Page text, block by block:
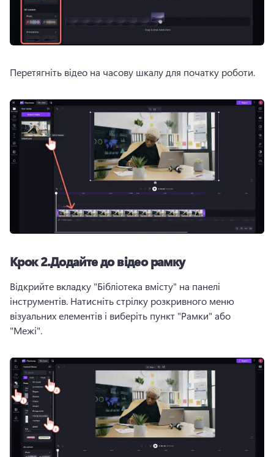
Перетягніть відео на часову шкалу для початку роботи.
Крок 2.Додайте до відео рамку
Відкрийте вкладку "Бібліотека вмісту" на панелі
інструментів. Натисніть стрілку розкривного меню
візуальних елементів і виберіть пункт "Рамки" або
"Межі".